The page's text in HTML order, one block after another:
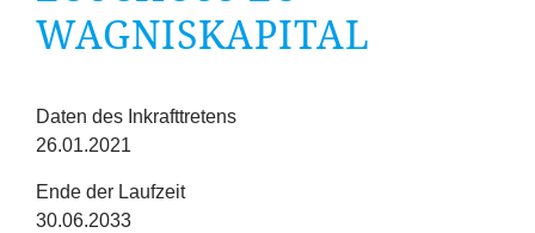
Leistungsangebot
Arbeitskreise
WAGNISKAPITAL
Fristen
Daten des Inkrafttretens
26.01.2021
Ende der Laufzeit
30.06.2033